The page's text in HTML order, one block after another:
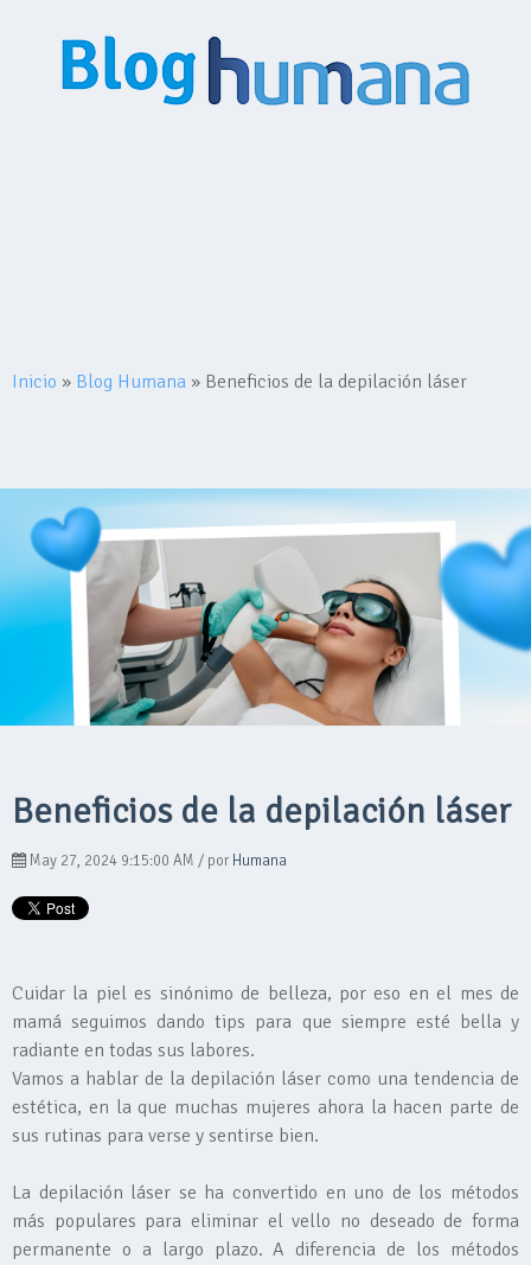
Inicio » Blog Humana » Beneficios de la depilación láser
Beneficios de la depilación láser
May 27, 2024 9:15:00 AM / por Humana
Cuidar la piel es sinónimo de belleza, por eso en el mes de
mamá seguimos dando tips para que siempre esté bella y
radiante en todas sus labores.
Vamos a hablar de la depilación láser como una tendencia de
estética, en la que muchas mujeres ahora la hacen parte de
sus rutinas para verse y sentirse bien.
La depilación láser se ha convertido en uno de los métodos
más populares para eliminar el vello no deseado de forma
permanente o a largo plazo. A diferencia de los métodos